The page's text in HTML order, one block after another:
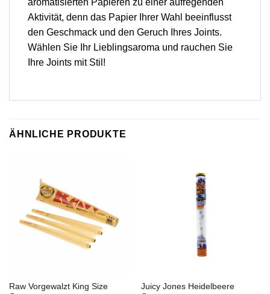
Aktivität, denn das Papier Ihrer Wahl beeinflusst
den Geschmack und den Geruch Ihres Joints.
Wählen Sie Ihr Lieblingsaroma und rauchen Sie
Ihre Joints mit Stil!
ÄHNLICHE PRODUKTE
Raw Vorgewalzt King Size
Juicy Jones Heidelbeere